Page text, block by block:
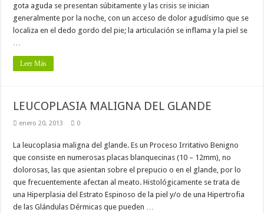
gota aguda se presentan súbitamente y las crisis se inician
generalmente por la noche, con un acceso de dolor agudísimo que se
localiza en el dedo gordo del pie; la articulación se inflama y la piel se
…
Leer Más
LEUCOPLASIA MALIGNA DEL GLANDE
enero 20, 2013 0
La leucoplasia maligna del glande. Es un Proceso Irritativo Benigno
que consiste en numerosas placas blanquecinas (10 – 12mm), no
dolorosas, las que asientan sobre el prepucio o en el glande, por lo
que frecuentemente afectan al meato. Histológicamente se trata de
una Hiperplasia del Estrato Espinoso de la piel y/o de una Hipertrofia
de las Glándulas Dérmicas que pueden …